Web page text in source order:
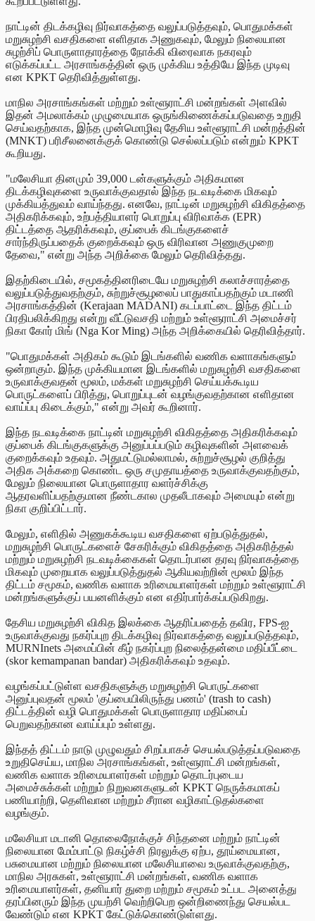
நாட்டின் திடக்கழிவு நிர்வாகத்தை வலுப்படுத்தவும், பொதுமக்கள்
மறுசுழற்சி வசதிகளை எளிதாக அணுகவும், மேலும் நிலையான
சுழற்சிப் பொருளாதாரத்தை நோக்கி விரைவாக நகரவும்
எடுக்கப்பட்ட அரசாங்கத்தின் ஒரு முக்கிய உத்தியே இந்த முடிவு
என KPKT தெரிவித்துள்ளது.
மாநில அரசாங்கங்கள் மற்றும் உள்ளூராட்சி மன்றங்கள் அளவில்
இதன் அமலாக்கம் முழுமையாக ஒருங்கிணைக்கப்படுவதை உறுதி
செய்வதற்காக, இந்த முன்மொழிவு தேசிய உள்ளூராட்சி மன்றத்தின்
(MNKT) பரிசீலனைக்குக் கொண்டு செல்லப்படும் என்றும் KPKT
கூறியது.
"மலேசியா தினமும் 39,000 டன்களுக்கும் அதிகமான
திடக்கழிவுகளை உருவாக்குவதால் இந்த நடவடிக்கை மிகவும்
முக்கியத்துவம் வாய்ந்தது. எனவே, நாட்டின் மறுசுழற்சி விகிதத்தை
அதிகரிக்கவும், உற்பத்தியாளர் பொறுப்பு விரிவாக்க (EPR)
திட்டத்தை ஆதரிக்கவும், குப்பைக் கிடங்குகளைச்
சார்ந்திருப்பதைக் குறைக்கவும் ஒரு விரிவான அணுகுமுறை
தேவை," என்று அந்த அறிக்கை மேலும் தெரிவித்தது.
இதற்கிடையில், சமூகத்தினரிடையே மறுசுழற்சி கலாச்சாரத்தை
வலுப்படுத்துவதற்கும், சுற்றுச்சூழலைப் பாதுகாப்பதற்கும் மடாணி
அரசாங்கத்தின் (Kerajaan MADANI) கடப்பாட்டை இந்த திட்டம்
பிரதிபலிக்கிறது என்று வீட்டுவசதி மற்றும் உள்ளூராட்சி அமைச்சர்
நிகா கோர் மிங் (Nga Kor Ming) அந்த அறிக்கையில் தெரிவித்தார்.
"பொதுமக்கள் அதிகம் கூடும் இடங்களில் வணிக வளாகங்களும்
ஒன்றாகும். இந்த முக்கியமான இடங்களில் மறுசுழற்சி வசதிகளை
உருவாக்குவதன் மூலம், மக்கள் மறுசுழற்சி செய்யக்கூடிய
பொருட்களைப் பிரித்து, பொறுப்புடன் வழங்குவதற்கான எளிதான
வாய்ப்பு கிடைக்கும்," என்று அவர் கூறினார்.
இந்த நடவடிக்கை நாட்டின் மறுசுழற்சி விகிதத்தை அதிகரிக்கவும்
குப்பைக் கிடங்குகளுக்கு அனுப்பப்படும் கழிவுகளின் அளவைக்
குறைக்கவும் உதவும். அதுமட்டுமல்லாமல், சுற்றுச்சூழல் குறித்து
அதிக அக்கறை கொண்ட ஒரு சமுதாயத்தை உருவாக்குவதற்கும்,
மேலும் நிலையான பொருளாதார வளர்ச்சிக்கு
ஆதரவளிப்பதற்குமான நீண்டகால முதலீடாகவும் அமையும் என்று
நிகா குறிப்பிட்டார்.
மேலும், எளிதில் அணுகக்கூடிய வசதிகளை ஏற்படுத்துதல்,
மறுசுழற்சி பொருட்களைச் சேகரிக்கும் விகிதத்தை அதிகரித்தல்
மற்றும் மறுசுழற்சி நடவடிக்கைகள் தொடர்பான தரவு நிர்வாகத்தை
மிகவும் முறையாக வலுப்படுத்துதல் ஆகியவற்றின் மூலம் இந்த
திட்டம் சமூகம், வணிக வளாக உரிமையாளர்கள் மற்றும் உள்ளூராட்சி
மன்றங்களுக்குப் பயனளிக்கும் என எதிர்பார்க்கப்படுகிறது.
தேசிய மறுசுழற்சி விகித இலக்கை ஆதரிப்பதைத் தவிர, FPS-ஐ
உருவாக்குவது நகர்ப்புற திடக்கழிவு நிர்வாகத்தை வலுப்படுத்தவும்,
MURNInets அமைப்பின் கீழ் நகர்ப்புற நிலைத்தன்மை மதிப்பீட்டை
(skor kemampanan bandar) அதிகரிக்கவும் உதவும்.
வழங்கப்பட்டுள்ள வசதிகளுக்கு மறுசுழற்சி பொருட்களை
அனுப்புவதன் மூலம் 'குப்பையிலிருந்து பணம்' (trash to cash)
திட்டத்தின் வழி பொதுமக்கள் பொருளாதார மதிப்பைப்
பெறுவதற்கான வாய்ப்பும் உள்ளது.
இந்தத் திட்டம் நாடு முழுவதும் சிறப்பாகச் செயல்படுத்தப்படுவதை
உறுதிசெய்ய, மாநில அரசாங்கங்கள், உள்ளூராட்சி மன்றங்கள்,
வணிக வளாக உரிமையாளர்கள் மற்றும் தொடர்புடைய
அமைச்சுக்கள் மற்றும் நிறுவனகளுடன் KPKT நெருக்கமாகப்
பணியாற்றி, தெளிவான மற்றும் சீரான வழிகாட்டுதல்களை
வழங்கும்.
மலேசியா மடானி தொலைநோக்குச் சிந்தனை மற்றும் நாட்டின்
நிலையான மேம்பாட்டு நிகழ்ச்சி நிரலுக்கு ஏற்ப, தூய்மையான,
பசுமையான மற்றும் நிலையான மலேசியாவை உருவாக்குவதற்கு,
மாநில அரசுகள், உள்ளூராட்சி மன்றங்கள், வணிக வளாக
உரிமையாளர்கள், தனியார் துறை மற்றும் சமூகம் உட்பட அனைத்து
தரப்பினரும் இந்த முயற்சி வெற்றிபெற ஒன்றிணைந்து செயல்பட
வேண்டும் என KPKT கேட்டுக்கொண்டுள்ளது.